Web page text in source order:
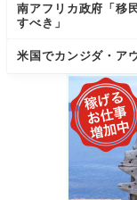
南アフリカ政府「移
すべき」
米国でカンジダ・ア